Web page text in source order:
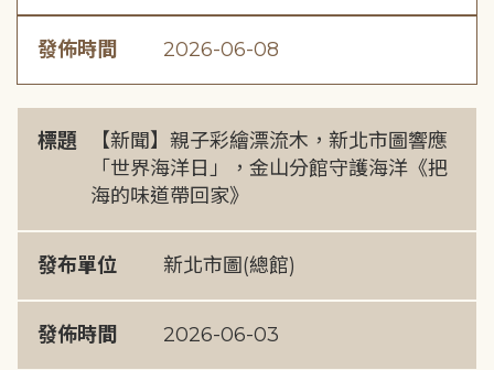
發佈時間 2026-06-08
標題
【新聞】親子彩繪漂流木，新北市圖響應
「世界海洋日」，金山分館守護海洋《把
海的味道帶回家》
發布單位 新北市圖(總館)
發佈時間 2026-06-03